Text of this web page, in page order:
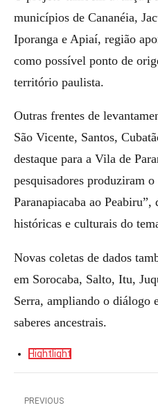
municípios de Cananéia,
Iporanga e Apiaí, região
como possível ponto de
território paulista.
Outras frentes de
São Vicente, Santos,
destaque para a Vila de
pesquisadores produziram
Paranapiacaba ao
históricas e culturais do
Novas coletas de dados
em Sorocaba, Salto, Itu,
Serra, ampliando o diálogo
saberes ancestrais.
Hightlight
PREVIOUS